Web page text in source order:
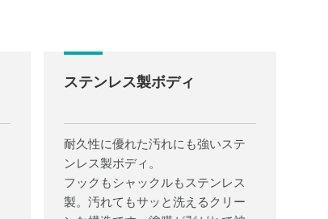
ステンレス製ボディ
耐久性に優れた汚れにも強いステ
ンレス製ボディ。
フックもシャックルもステンレス
製。汚れてもサッと洗えるクリー